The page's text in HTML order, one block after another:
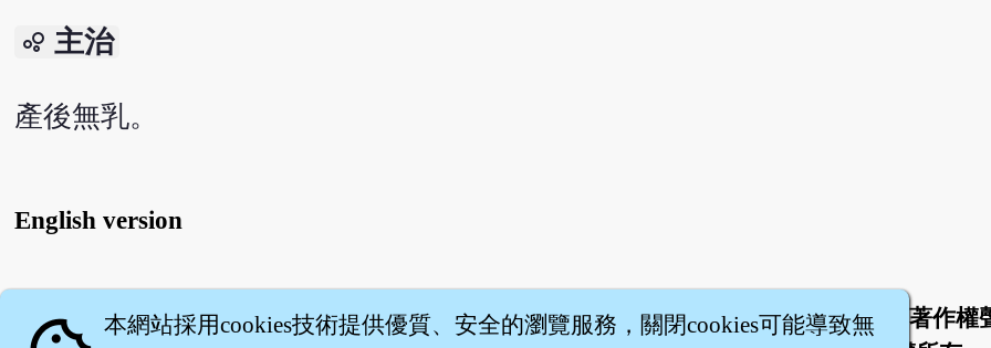
bubble_chart 主治
產後無乳。
English version
關於 | 聯絡我們 服務條款 隱私權條款
著作權
本網站採用cookies技術提供優質、安全的瀏覽服務，關閉cookies可能導致無